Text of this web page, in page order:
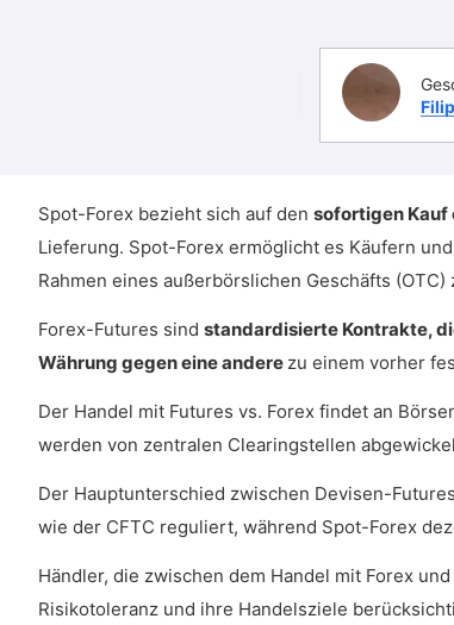
Spot-Forex bezieht sich auf den sofortigen Kauf
Lieferung. Spot-Forex ermöglicht es Käufern
Rahmen eines außerbörslichen Geschäfts (OTC)
Forex-Futures sind standardisierte Kontrakte,
Währung gegen eine andere zu einem vorher
Der Handel mit Futures vs. Forex findet an
werden von zentralen Clearingstellen
Der Hauptunterschied zwischen Devisen-
wie der CFTC reguliert, während Spot-Forex
Händler, die zwischen dem Handel mit Forex
Risikotoleranz und ihre Handelsziele